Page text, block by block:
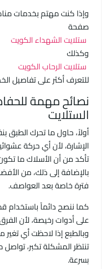
وإذا كنت مهتم بخدمات
صفحة
ستلايت الشهداء الكويت
وكذلك
ستلايت الرحاب الكويت
للتعرف أكثر على تفاصيل
نصائح مهمة
الستلايت
أولاً، حاول ما تحرك
الإشارة، لأن أي حركة
تأكد من أن الأسلاك ما
بالإضافة إلى ذلك، من
فترة خاصة بعد العواصف.
كما ننصح دائماً باستخدام
على أدوات رخيصة، لأن
وبالطبع إذا لاحظت أي
تنتظر المشكلة تكبر،
بسرعة.